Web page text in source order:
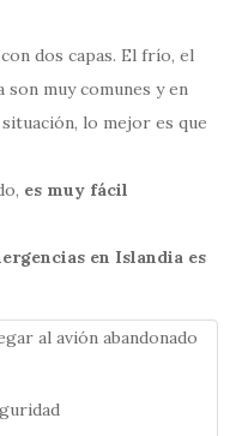
dos capas. El frío, el
muy comunes y en
lo mejor es que
es muy fácil
en Islandia es